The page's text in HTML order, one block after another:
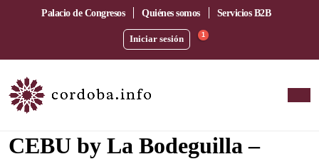
Palacio de Congresos Quiénes somos Servicios B2B
Iniciar sesión 1
CEBU by La Bodeguilla –